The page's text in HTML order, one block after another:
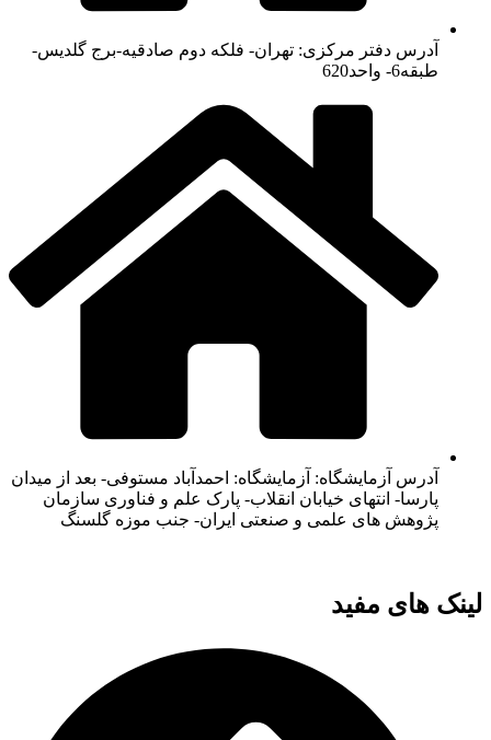
آدرس دفتر مرکزی: تهران- فلکه دوم صادقیه-برج گلدیس-
طبقه6- واحد620
آدرس آزمایشگاه: آزمایشگاه: احمدآباد مستوفی- بعد از میدان
پارسا- انتهای خیابان انقلاب- پارک علم و فناوری سازمان
پژوهش های علمی و صنعتی ایران- جنب موزه گلسنگ
لینک های مفید